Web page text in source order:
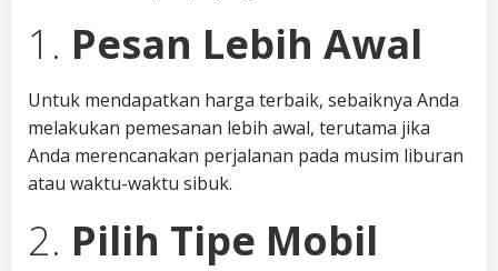
1. Pesan Lebih Awal
Untuk mendapatkan harga terbaik, sebaiknya Anda
melakukan pemesanan lebih awal, terutama jika
Anda merencanakan perjalanan pada musim liburan
atau waktu-waktu sibuk.
2. Pilih Tipe Mobil